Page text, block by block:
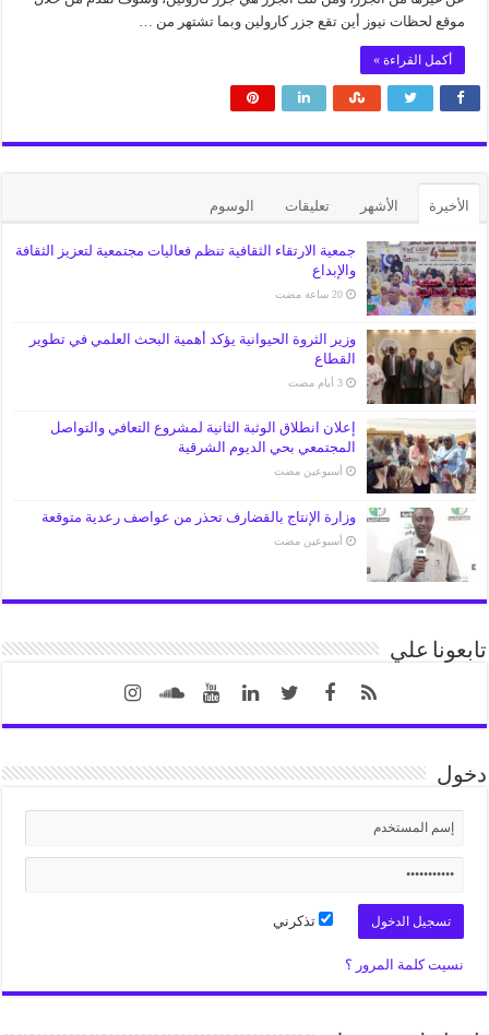
موقع لحظات نيوز أين تقع جزر كارولين وبما تشتهر من …
أكمل القراءة »
الأخيرة الأشهر تعليقات الوسوم
جمعية الارتقاء الثقافية تنظم فعاليات مجتمعية لتعزيز الثقافة
والإبداع
وزير الثروة الحيوانية يؤكد أهمية البحث العلمي في تطوير
القطاع
إعلان انطلاق الوثبة الثانية لمشروع التعافي والتواصل
المجتمعي بحي الديوم الشرقية
‏أسبوعين مضت
وزارة الإنتاج بالقضارف تحذر من عواصف رعدية متوقعة
‏أسبوعين مضت
تابعونا علي
دخول
تذكرني
نسيت كلمة المرور ؟